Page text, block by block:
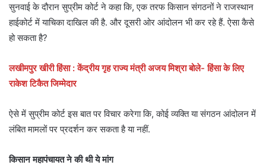
सुनवाई के दौरान सुप्रीम कोर्ट ने कहा कि, एक तरफ किसान संगठनों ने राजस्थान
हाईकोर्ट में याचिका दाखिल की है. और दूसरी ओर आंदोलन भी कर रहे हैं. ऐसा कैसे
हो सकता है?
लखीमपुर खीरी हिंसा : केंद्रीय गृह राज्य मंत्री अजय मिश्रा बोले- हिंसा के लिए
राकेश टिकैत जिम्मेदार
ऐसे में सुप्रीम कोर्ट इस बात पर विचार करेगा कि, कोई व्यक्ति या संगठन आंदोलन में
लंबित मामलों पर प्रदर्शन कर सकता है या नहीं.
किसान महापंचायत ने की थी ये मांग